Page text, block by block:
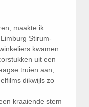
maakte ik
Stirum-
kwamen
uit een
truien aan,
dikwijls zo
kraaiende stem